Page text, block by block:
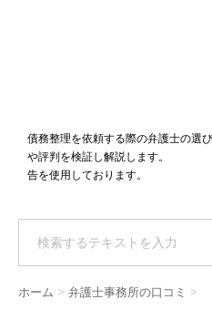
債務整理を依頼する際の弁護士の選
や評判を検証し解説します。
告を使用しております。
ホーム > 弁護士事務所の口コミ >